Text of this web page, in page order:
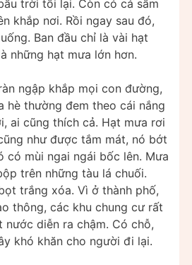
trời tối lại. Còn có cả sấm
khắp nơi. Rồi ngay sau đó,
Ban đầu chỉ là vài hạt
những hạt mưa lớn hơn.
ngập khắp mọi con đường,
hè thường đem theo cái nắng
ai cũng thích cả. Hạt mưa rơi
như được tắm mát, nó bớt
có mùi ngai ngái bốc lên. Mưa
trên những tàu lá chuối.
trắng xóa. Vì ở thành phố,
thông, các khu chung cư rất
diễn ra chậm. Có chỗ,
khó khăn cho người đi lại.